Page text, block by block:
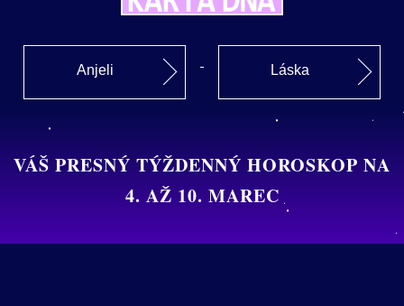
Anjeli Láska
VÁŠ PRESNÝ TÝŽDENNÝ HOROSKOP NA
4. AŽ 10. MAREC